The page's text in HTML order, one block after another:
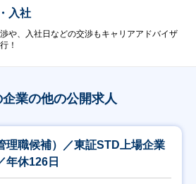
入社
や、入社日などの交渉もキャリアアドバイザ
！
企業の他の公開求人
理職候補）／東証STD上場企業
年休126日